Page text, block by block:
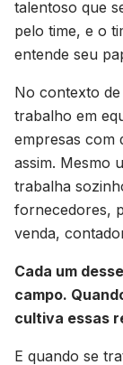
talentoso que
pelo time, e o
entende seu
No contexto
trabalho em
empresas com
assim. Mesmo
trabalha
fornecedores,
venda,
Cada um
campo.
cultiva essas
E quando se